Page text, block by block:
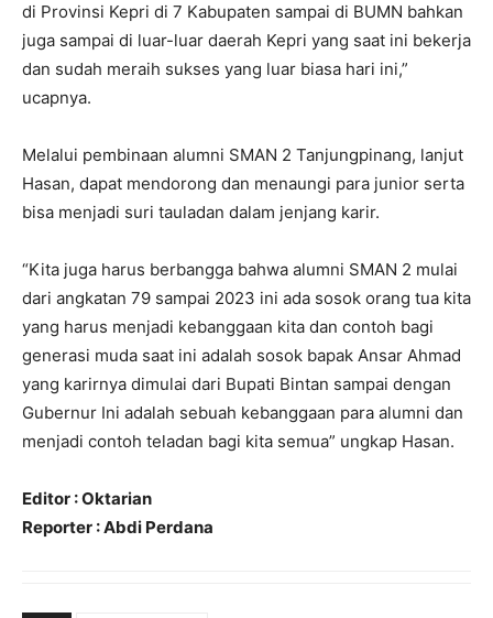
di Provinsi Kepri di 7 Kabupaten sampai di BUMN bahkan
juga sampai di luar-luar daerah Kepri yang saat ini bekerja
dan sudah meraih sukses yang luar biasa hari ini,”
ucapnya.
Melalui pembinaan alumni SMAN 2 Tanjungpinang, lanjut
Hasan, dapat mendorong dan menaungi para junior serta
bisa menjadi suri tauladan dalam jenjang karir.
“Kita juga harus berbangga bahwa alumni SMAN 2 mulai
dari angkatan 79 sampai 2023 ini ada sosok orang tua kita
yang harus menjadi kebanggaan kita dan contoh bagi
generasi muda saat ini adalah sosok bapak Ansar Ahmad
yang karirnya dimulai dari Bupati Bintan sampai dengan
Gubernur Ini adalah sebuah kebanggaan para alumni dan
menjadi contoh teladan bagi kita semua” ungkap Hasan.
Editor : Oktarian
Reporter : Abdi Perdana